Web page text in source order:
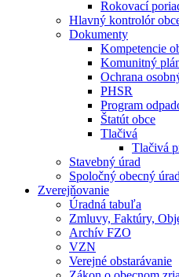
Rokovací
Hlavný kontrolór
Dokumenty
Kompetencie
Komunitný
Ochrana
PHSR
Program
Štatút obce
Tlačivá
Tlačivá
Stavebný úrad
Spoločný obecný úrad
Zverejňovanie
Úradná tabuľa
Zmluvy, Faktúry,
Archív FZO
VZN
Verejné obstarávanie